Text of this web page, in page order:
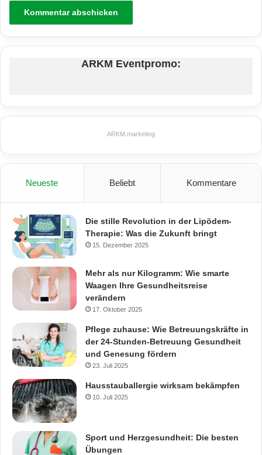
ARKM Eventpromo:
ARKM.marketing
Neueste Beliebt Kommentare
Die stille Revolution in der Lipödem-
Therapie: Was die Zukunft bringt
15. Dezember 2025
Mehr als nur Kilogramm: Wie smarte
Waagen Ihre Gesundheitsreise
verändern
17. Oktober 2025
Pflege zuhause: Wie Betreuungskräfte in
der 24-Stunden-Betreuung Gesundheit
und Genesung fördern
23. Juli 2025
Hausstauballergie wirksam bekämpfen
10. Juli 2025
Sport und Herzgesundheit: Die besten
Übungen